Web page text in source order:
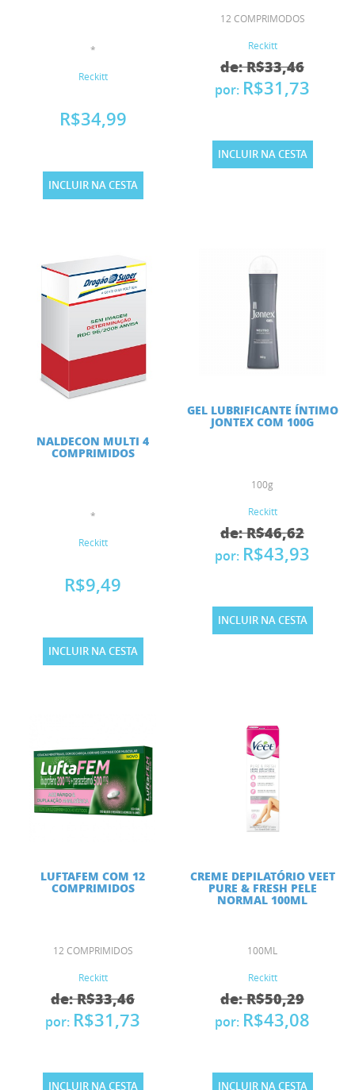
*
Reckitt
R$34,99
INCLUIR NA CESTA
12 COMPRIMODOS
Reckitt
de: R$33,46
por: R$31,73
INCLUIR NA CESTA
NALDECON MULTI 4
COMPRIMIDOS
*
Reckitt
R$9,49
INCLUIR NA CESTA
GEL LUBRIFICANTE ÍNTIMO
JONTEX COM 100G
100g
Reckitt
de: R$46,62
por: R$43,93
INCLUIR NA CESTA
LUFTAFEM COM 12
COMPRIMIDOS
12 COMPRIMIDOS
Reckitt
de: R$33,46
por: R$31,73
INCLUIR NA CESTA
CREME DEPILATÓRIO VEET
PURE & FRESH PELE
NORMAL 100ML
100ML
Reckitt
de: R$50,29
por: R$43,08
INCLUIR NA CESTA